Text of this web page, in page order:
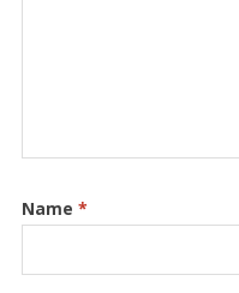
Name *